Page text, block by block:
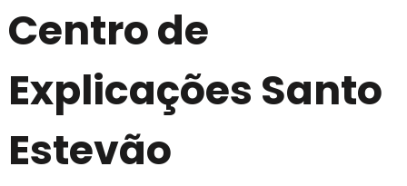
Centro de
Explicações Santo
Estevão